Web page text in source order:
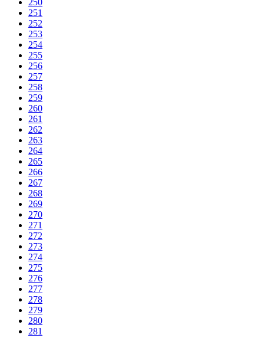
250
251
252
253
254
255
256
257
258
259
260
261
262
263
264
265
266
267
268
269
270
271
272
273
274
275
276
277
278
279
280
281